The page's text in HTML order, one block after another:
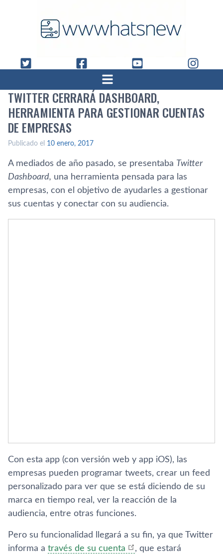
TWITTER CERRARÁ DASHBOARD,
HERRAMIENTA PARA GESTIONAR CUENTAS
DE EMPRESAS
Publicado el 10 enero, 2017
A mediados de año pasado, se presentaba Twitter
Dashboard, una herramienta pensada para las
empresas, con el objetivo de ayudarles a gestionar
sus cuentas y conectar con su audiencia.
Con esta app (con versión web y app iOS), las
empresas pueden programar tweets, crear un feed
personalizado para ver que se está diciendo de su
marca en tiempo real, ver la reacción de la
audiencia, entre otras funciones.
Pero su funcionalidad llegará a su fin, ya que Twitter
informa a través de su cuenta
, que estará